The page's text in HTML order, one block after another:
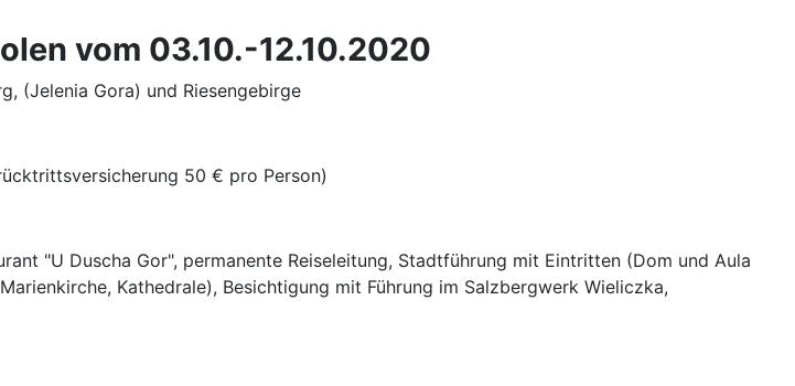
vom 03.10.-12.10.2020
(Jelenia Gora) und Riesengebirge
50 € pro Person)
"U Duscha Gor", permanente Reiseleitung, Stadtführung mit Eintritten (Dom und Aula
Kathedrale), Besichtigung mit Führung im Salzbergwerk Wieliczka,